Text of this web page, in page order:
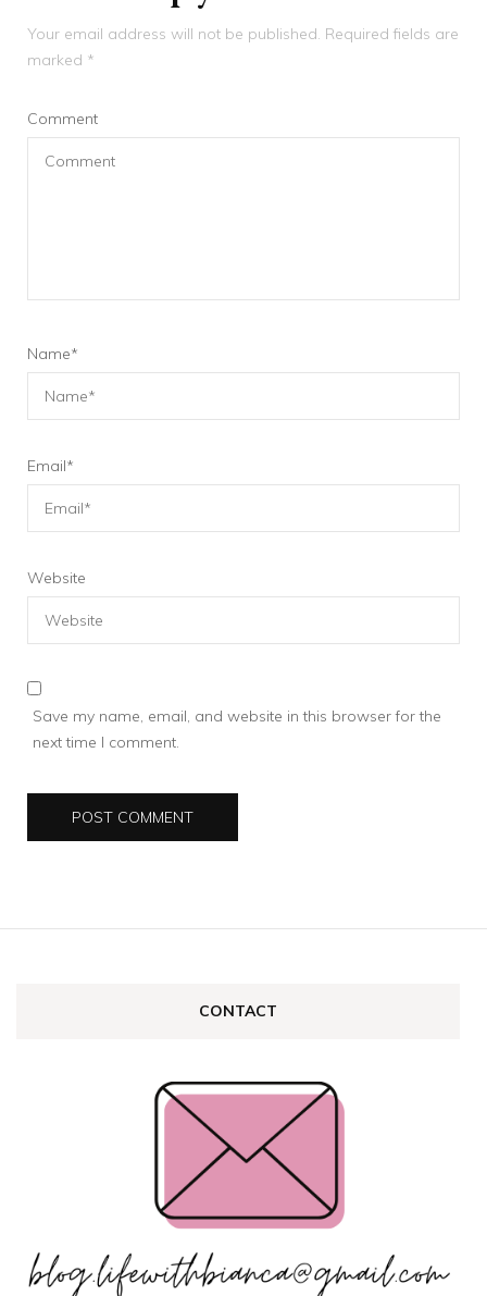
Your email address will not be published. Required fields are
marked *
Comment
Name*
Email*
Website
Save my name, email, and website in this browser for the
next time I comment.
CONTACT